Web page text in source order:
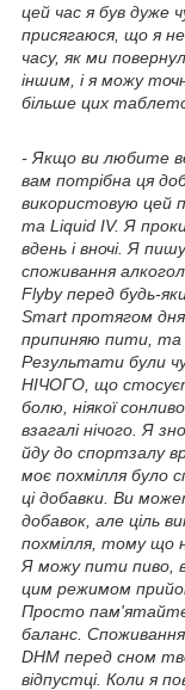
цей час я був дуже
присягаюся, що я
часу, як ми
іншим, і я можу
більше цих
- Якщо ви любите
вам потрібна ця
використовую цей
та Liquid IV. Я
вдень і вночі. Я
споживання
Flyby перед будь-
Smart протягом
припиняю пити, та
Результати були
НІЧОГО, що
болю, ніякої
взагалі нічого. Я
йду до спортзалу
моє похмілля було
ці добавки. Ви
добавок, але ціль
похмілля, тому що
Я можу пити пиво,
цим режимом
Просто
баланс.
DHM перед сном
відпустці. Коли я